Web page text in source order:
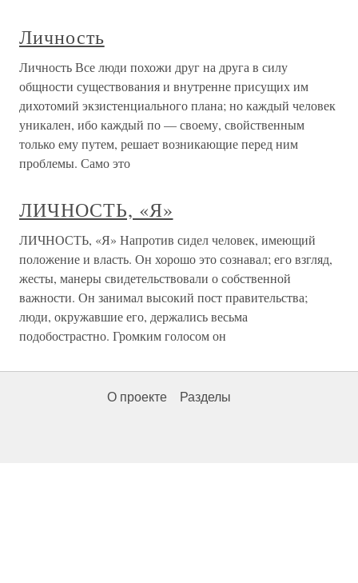
Личность
Личность Все люди похожи друг на друга в силу
общности существования и внутренне присущих им
дихотомий экзистенциального плана; но каждый человек
уникален, ибо каждый по — своему, свойственным
только ему путем, решает возникающие перед ним
проблемы. Само это
ЛИЧНОСТЬ, «Я»
ЛИЧНОСТЬ, «Я» Напротив сидел человек, имеющий
положение и власть. Он хорошо это сознавал; его взгляд,
жесты, манеры свидетельствовали о собственной
важности. Он занимал высокий пост правительства;
люди, окружавшие его, держались весьма
подобострастно. Громким голосом он
О проекте Разделы